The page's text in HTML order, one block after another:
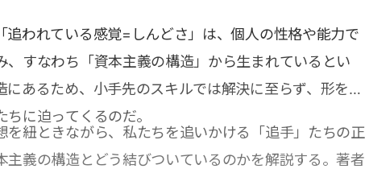
追われている感覚=しんどさ」は、個人の性格や能力で
、すなわち「資本主義の構造」から生まれているとい
にあるため、小手先のスキルでは解決に至らず、形を変
に迫ってくるのだ。
を紐ときながら、私たちを追いかける「追手」たちの正
主義の構造とどう結びついているのかを解説する。著者